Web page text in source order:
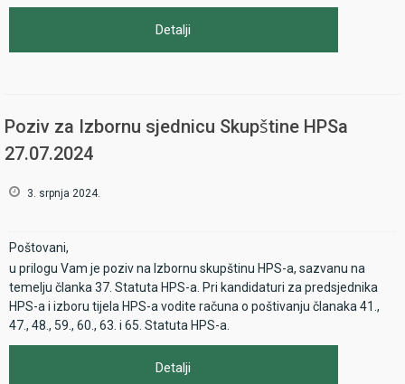
Detalji
Poziv za Izbornu sjednicu Skupštine HPSa
27.07.2024
3. srpnja 2024.
Poštovani,
u prilogu Vam je poziv na Izbornu skupštinu HPS-a, sazvanu na
temelju članka 37. Statuta HPS-a. Pri kandidaturi za predsjednika
HPS-a i izboru tijela HPS-a vodite računa o poštivanju članaka 41.,
47., 48., 59., 60., 63. i 65. Statuta HPS-a.
Detalji